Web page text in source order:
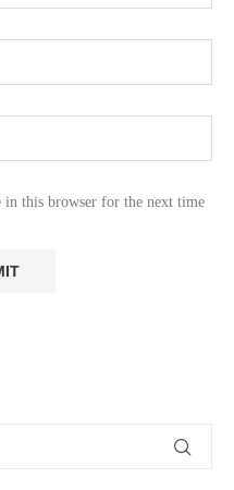
in this browser for the next time